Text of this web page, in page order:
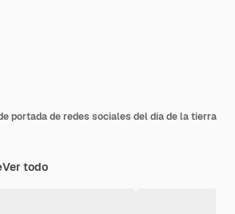
portada de redes sociales del día de la tierra
Ver todo